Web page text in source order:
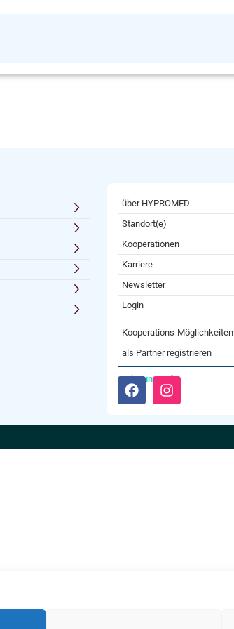
über HYPROMED
Standort(e)
Kooperationen
Karriere
Newsletter
Login
Kooperations-Möglichkeiten
als Partner registrieren
Folgt uns auf: